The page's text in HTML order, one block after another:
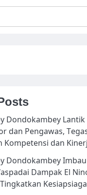
Dondokambey Lantik
dan Pengawas,
Kompetensi dan
Dondokambey
Dampak El